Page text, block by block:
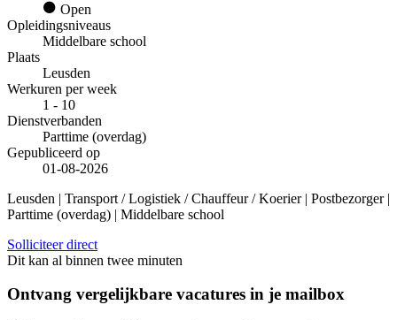
Open
Opleidingsniveaus
Middelbare school
Plaats
Leusden
Werkuren per week
1 - 10
Dienstverbanden
Parttime (overdag)
Gepubliceerd op
01-08-2026
Leusden | Transport / Logistiek / Chauffeur / Koerier | Postbezorger |
Parttime (overdag) | Middelbare school
Solliciteer direct
Dit kan al binnen twee minuten
Ontvang vergelijkbare vacatures in je mailbox